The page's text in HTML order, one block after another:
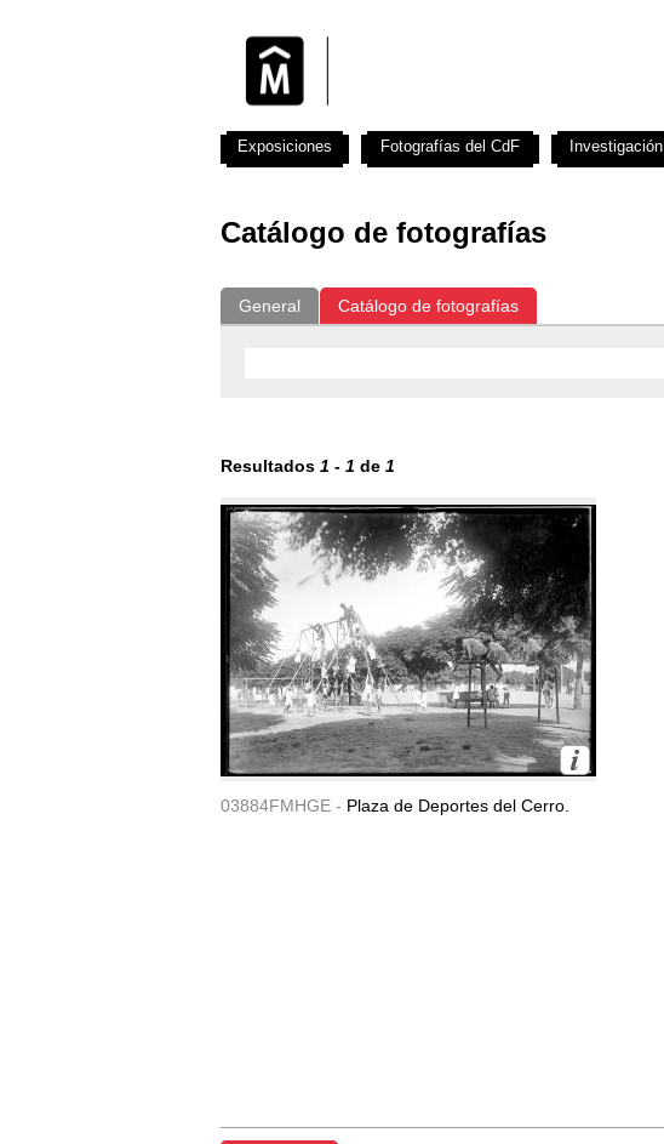
Catálogo de fotografías
General Catálogo de fotografías
Resultados 1 - 1 de 1
03884FMHGE - Plaza de Deportes del Cerro.
Exposiciones Fotografías del CdF Investigación